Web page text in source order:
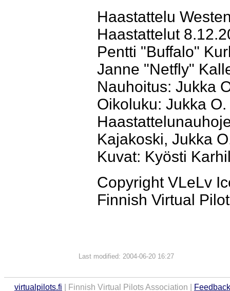
Haastattelu
Haastattelut
Pentti "Buffalo"
Janne "Netfly"
Nauhoitus: Jukka
Oikoluku: Jukka
Kajakoski, Jukka
Kuvat: Kyösti
Copyright VLeLv
Finnish Virtual
Last modified: 2004-06-20 16:27
virtualpilots.fi | Finnish Virtual Pilots Association | Feedback